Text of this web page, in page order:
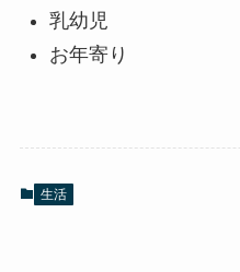
乳幼児
お年寄り
生活